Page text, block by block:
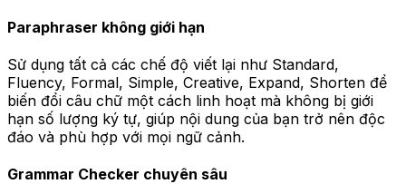
Paraphraser không giới hạn
Sử dụng tất cả các chế độ viết lại như Standard,
Fluency, Formal, Simple, Creative, Expand, Shorten để
biến đổi câu chữ một cách linh hoạt mà không bị giới
hạn số lượng ký tự, giúp nội dung của bạn trở nên độc
đáo và phù hợp với mọi ngữ cảnh.
Grammar Checker chuyên sâu